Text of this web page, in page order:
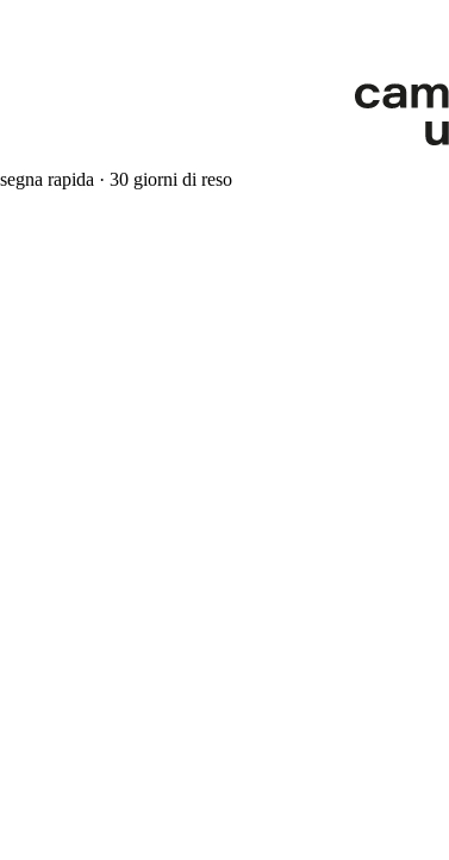
rapida · 30 giorni di reso